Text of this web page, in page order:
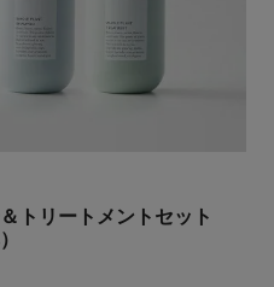
トリートメントセット